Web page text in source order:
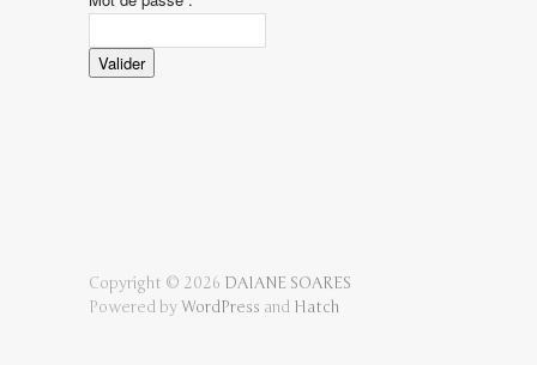
Copyright © 2026 DAIANE SOARES
Powered byWordPress and Hatch